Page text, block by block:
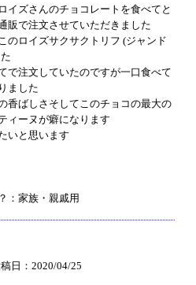
イズさんのチョコレートを食べてと
販で注文させていただきました
のロイズサクサクトリフ (ジャンド
で注文していたのですが一口食べて
ました
香ばしさそしてこのチョコの最大の
ィーヌが癖になります
いと思います
：家族・親戚用
日：2020/04/25